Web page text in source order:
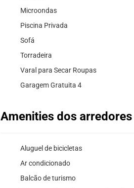
Microondas
Piscina Privada
Sofá
Torradeira
Varal para Secar Roupas
Garagem Gratuita 4
Amenities dos arredores
Aluguel de bicicletas
Ar condicionado
Balcão de turismo